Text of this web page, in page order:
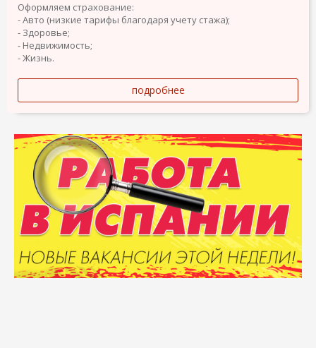
Оформляем страхование:
- Авто (низкие тарифы благодаря учету стажа);
- Здоровье;
- Недвижимость;
- Жизнь.
подробнее